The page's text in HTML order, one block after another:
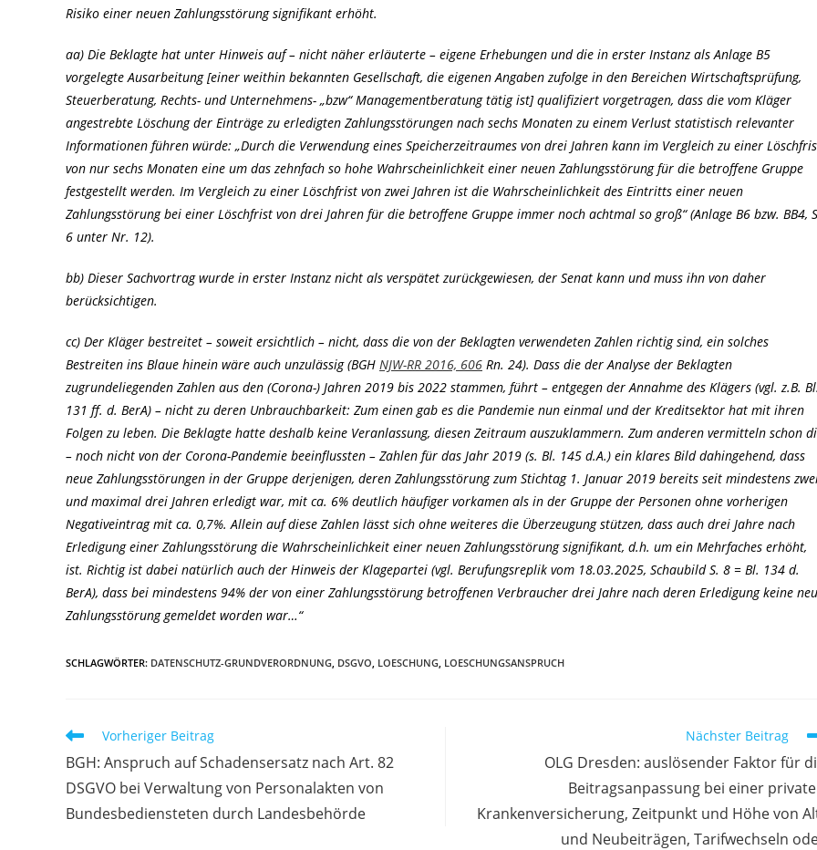
Risiko einer neuen Zahlungsstörung signifikant erhöht.
aa) Die Beklagte hat unter Hinweis auf – nicht näher erläuterte – eigene Erhebungen und die in erster Instanz als Anlage B5
vorgelegte Ausarbeitung [einer weithin bekannten Gesellschaft, die eigenen Angaben zufolge in den Bereichen Wirtschaftsprüfung,
Steuerberatung, Rechts- und Unternehmens- „bzw“ Managementberatung tätig ist] qualifiziert vorgetragen, dass die vom Kläger
angestrebte Löschung der Einträge zu erledigten Zahlungsstörungen nach sechs Monaten zu einem Verlust statistisch relevanter
Informationen führen würde: „Durch die Verwendung eines Speicherzeitraumes von drei Jahren kann im Vergleich zu einer
von nur sechs Monaten eine um das zehnfach so hohe Wahrscheinlichkeit einer neuen Zahlungsstörung für die betroffene Gruppe
festgestellt werden. Im Vergleich zu einer Löschfrist von zwei Jahren ist die Wahrscheinlichkeit des Eintritts einer neuen
Zahlungsstörung bei einer Löschfrist von drei Jahren für die betroffene Gruppe immer noch achtmal so groß“ (Anlage B6 bzw. BB4,
6 unter Nr. 12).
bb) Dieser Sachvortrag wurde in erster Instanz nicht als verspätet zurückgewiesen, der Senat kann und muss ihn von daher
berücksichtigen.
cc) Der Kläger bestreitet – soweit ersichtlich – nicht, dass die von der Beklagten verwendeten Zahlen richtig sind, ein solches
Bestreiten ins Blaue hinein wäre auch unzulässig (BGH NJW-RR 2016, 606 Rn. 24). Dass die der Analyse der Beklagten
zugrundeliegenden Zahlen aus den (Corona-) Jahren 2019 bis 2022 stammen, führt – entgegen der Annahme des Klägers (vgl. z.B. Bl.
131 ff. d. BerA) – nicht zu deren Unbrauchbarkeit: Zum einen gab es die Pandemie nun einmal und der Kreditsektor hat mit ihren
Folgen zu leben. Die Beklagte hatte deshalb keine Veranlassung, diesen Zeitraum auszuklammern. Zum anderen vermitteln schon
– noch nicht von der Corona-Pandemie beeinflussten – Zahlen für das Jahr 2019 (s. Bl. 145 d.A.) ein klares Bild dahingehend, dass
neue Zahlungsstörungen in der Gruppe derjenigen, deren Zahlungsstörung zum Stichtag 1. Januar 2019 bereits seit mindestens
und maximal drei Jahren erledigt war, mit ca. 6% deutlich häufiger vorkamen als in der Gruppe der Personen ohne vorherigen
Negativeintrag mit ca. 0,7%. Allein auf diese Zahlen lässt sich ohne weiteres die Überzeugung stützen, dass auch drei Jahre nach
Erledigung einer Zahlungsstörung die Wahrscheinlichkeit einer neuen Zahlungsstörung signifikant, d.h. um ein Mehrfaches erhöht,
ist. Richtig ist dabei natürlich auch der Hinweis der Klagepartei (vgl. Berufungsreplik vom 18.03.2025, Schaubild S. 8 = Bl. 134 d.
BerA), dass bei mindestens 94% der von einer Zahlungsstörung betroffenen Verbraucher drei Jahre nach deren Erledigung keine
Zahlungsstörung gemeldet worden war…“
SCHLAGWÖRTER: DATENSCHUTZ-GRUNDVERORDNUNG DSGVO LOESCHUNG LOESCHUNGSANSPRUCH
Weitere
ansehen
Vorheriger Beitrag
BGH: Anspruch auf Schadensersatz nach Art. 82
DSGVO bei Verwaltung von Personalakten von
Bundesbediensteten durch Landesbehörde
Nächster Beitrag
OLG Dresden: auslösender Faktor für
Beitragsanpassung bei einer
Krankenversicherung, Zeitpunkt und Höhe von
und Neubeiträgen, Tarifwechseln